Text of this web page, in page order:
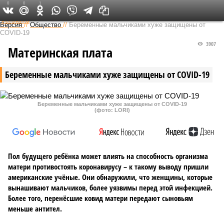
Федеральный выпуск
Версия //Общество //Беременные мальчиками хуже защищены от
СOVID-19
Беременные мальчиками хуже защищены от СOVID-19
3907
Материнская плата
Беременные мальчиками хуже защищены от СOVID-19
(фото: LORI)
Пол будущего ребёнка может влиять на способность организма
матери противостоять коронавирусу – к такому выводу пришли
американские учёные. Они обнаружили, что женщины, которые
вынашивают мальчиков, более уязвимы перед этой инфекцией.
Более того, перенёсшие ковид матери передают сыновьям
меньше антител.
0 0 1